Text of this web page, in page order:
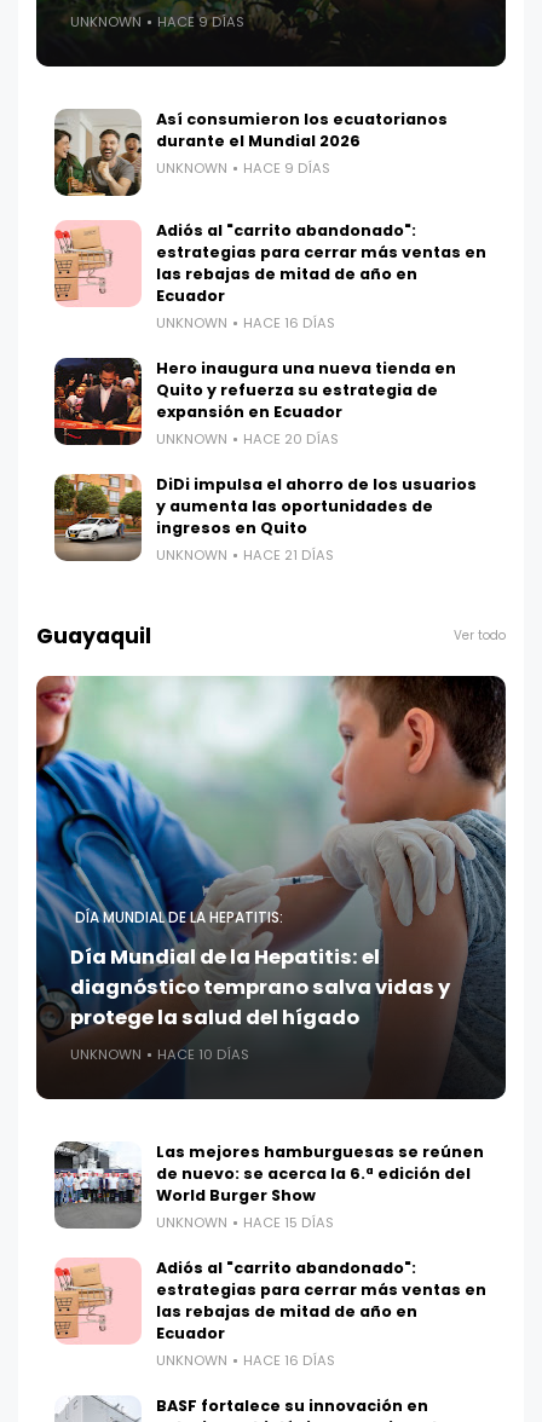
UNKNOWN HACE 9 DÍAS
Así consumieron los ecuatorianos
durante el Mundial 2026
UNKNOWN HACE 9 DÍAS
Adiós al "carrito abandonado":
estrategias para cerrar más ventas en
las rebajas de mitad de año en
Ecuador
UNKNOWN HACE 16 DÍAS
Hero inaugura una nueva tienda en
Quito y refuerza su estrategia de
expansión en Ecuador
UNKNOWN HACE 20 DÍAS
DiDi impulsa el ahorro de los usuarios
y aumenta las oportunidades de
ingresos en Quito
UNKNOWN HACE 21 DÍAS
Guayaquil Ver todo
DÍA MUNDIAL DE LA HEPATITIS:
Día Mundial de la Hepatitis: el
diagnóstico temprano salva vidas y
protege la salud del hígado
UNKNOWN HACE 10 DÍAS
Las mejores hamburguesas se reúnen
de nuevo: se acerca la 6.ª edición del
World Burger Show
UNKNOWN HACE 15 DÍAS
Adiós al "carrito abandonado":
estrategias para cerrar más ventas en
las rebajas de mitad de año en
Ecuador
UNKNOWN HACE 16 DÍAS
BASF fortalece su innovación en